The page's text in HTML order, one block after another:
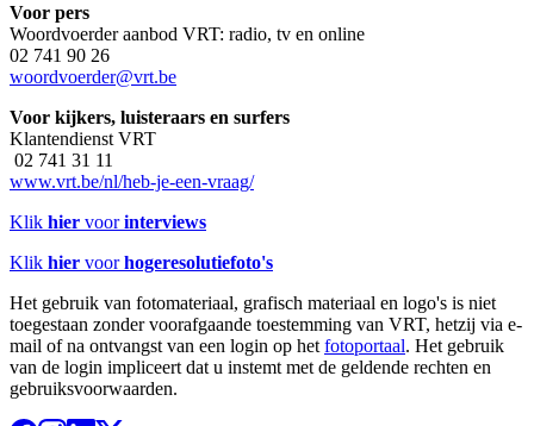
Voor pers
Woordvoerder aanbod VRT: radio, tv en online
02 741 90 26
woordvoerder@vrt.be
Voor kijkers, luisteraars en surfers
Klantendienst VRT
02 741 31 11
www.vrt.be/nl/heb-je-een-vraag/
Klik hier voorinterviews
Klik hier voorhogeresolutiefoto's
Het gebruik van fotomateriaal, grafisch materiaal en logo's is niet
toegestaan zonder voorafgaande toestemming van VRT, hetzij via e-
mail of na ontvangst van een login op het fotoportaal. Het gebruik
van de login impliceert dat u instemt met de geldende rechten en
gebruiksvoorwaarden.